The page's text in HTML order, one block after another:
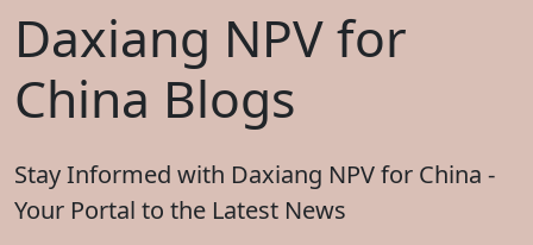
Daxiang NPV for
China Blogs
Stay Informed with Daxiang NPV for China -
Your Portal to the Latest News